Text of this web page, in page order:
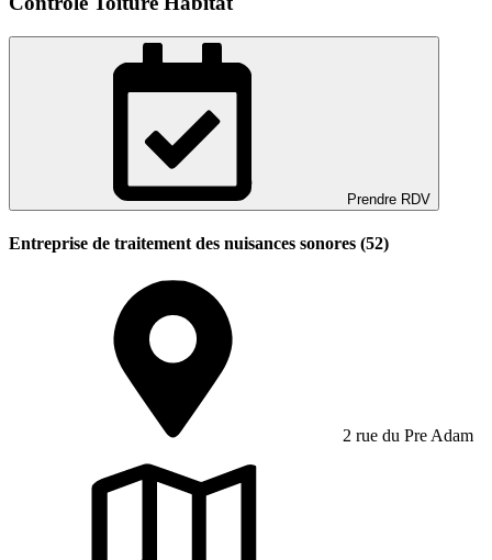
Prendre RDV
Entreprise de traitement des nuisances sonores (52)
2 rue du Pre Adam